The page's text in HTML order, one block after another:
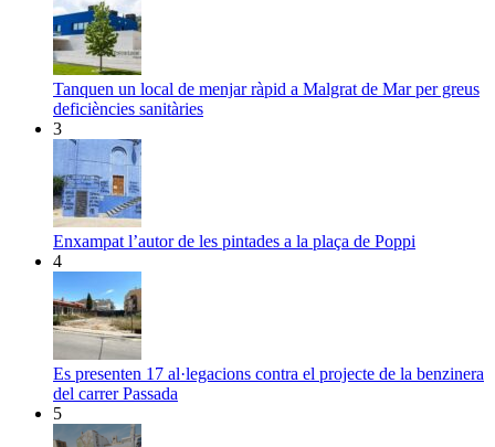
Tanquen un local de menjar ràpid a Malgrat de Mar per greus
deficiències sanitàries
3
Enxampat l’autor de les pintades a la plaça de Poppi
4
Es presenten 17 al·legacions contra el projecte de la benzinera
del carrer Passada
5